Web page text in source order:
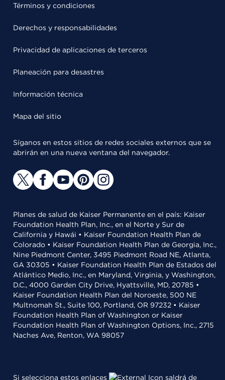
Términos y condiciones
Derechos y responsabilidades
Privacidad de aplicaciones de terceros
Planeación para desastres
Información técnica
Mapa del sitio
Síganos en estos sitios de redes sociales externos que se
abrirán en una nueva ventana del navegador.
Planes de salud de Kaiser Permanente en el país: Kaiser
Foundation Health Plan, Inc., en el Norte y Sur de
California y Hawái • Kaiser Foundation Health Plan de
Colorado • Kaiser Foundation Health Plan de Georgia, Inc.,
Nine Piedmont Center, 3495 Piedmont Road NE, Atlanta,
GA 30305 • Kaiser Foundation Health Plan de Estados del
Atlántico Medio, Inc., en Maryland, Virginia, y Washington,
D.C., 4000 Garden City Drive, Hyattsville, MD, 20785 •
Kaiser Foundation Health Plan del Noroeste, 500 NE
Multnomah St., Suite 100, Portland, OR 97232 • Kaiser
Foundation Health Plan of Washington or Kaiser
Foundation Health Plan of Washington Options, Inc., 2715
Naches Ave, Renton, WA 98057
Si selecciona estos enlaces saldrá de